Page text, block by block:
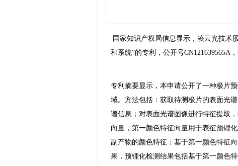
国家知识产权局信息显示，凌云光技术
和系统”的专利，公开号CN121639565A
专利摘要显示，本申请公开了一种极片
域。方法包括：获取待测极片的表面光
谱信息；对表面光谱图像进行特征提取
向量，第一颜色特征向量用于表征预锂
副产物的颜色特征；基于第一颜色特征
果，预锂化检测结果包括基于第一颜色